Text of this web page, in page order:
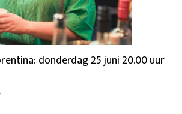
donderdag 25 juni 20.00 uur